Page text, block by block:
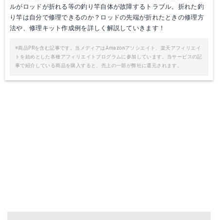
ルがロッドが折れる等の釣り竿自体が故障するトラブル。折れた釣
り竿は自分で修理できるのか？ロッドの先端が折れたときの修理方
法や、修理キット作成例を詳しく解説していきます！
※商品PRを含む記事です。当メディアはAmazonアソシエイト、楽天アフィリエイ
トを始めとした各種アフィリエイトプログラムに参加しています。当サービスの記
事で紹介している商品を購入すると、売上の一部が弊社に還元されます。
ステンレスロッドホルダー 3連 SUS316使用！ ロッドスタンド ボートに 釣船に ヨットに 遊漁船に 海釣りに
楽天で詳細を見る